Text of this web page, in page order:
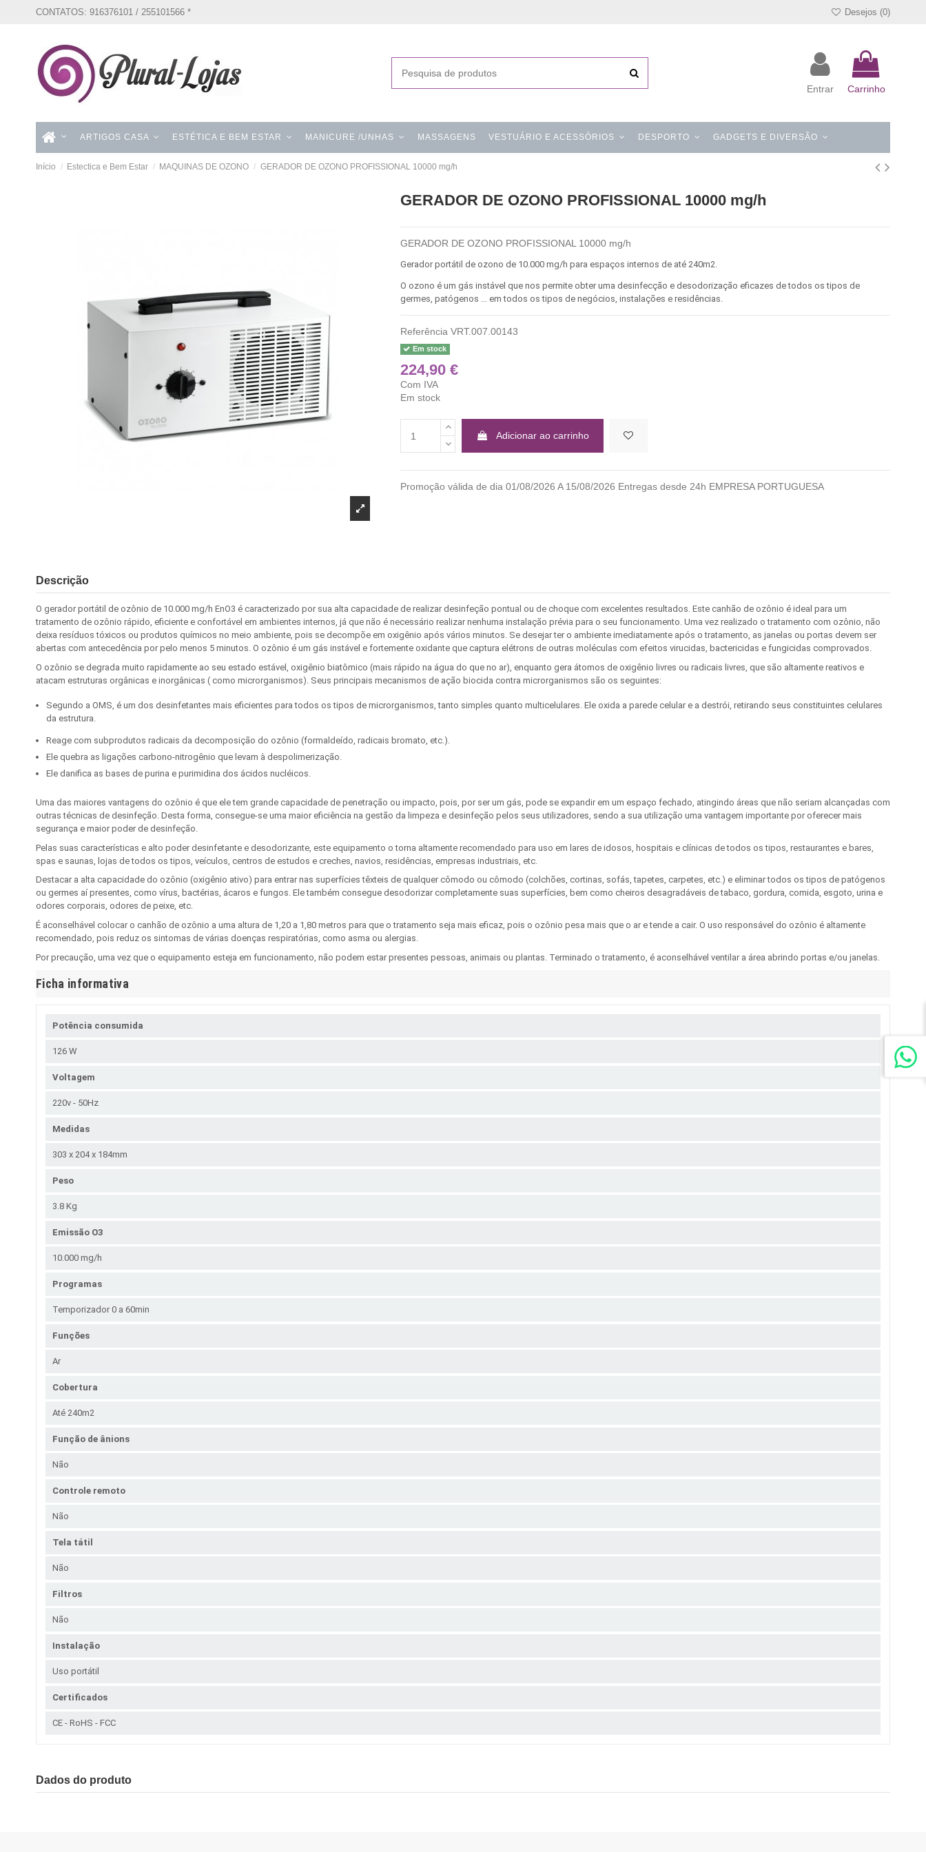
CONTATOS: 916376101 / 255101566 * Desejos (0)
Entrar Carrinho
ARTIGOS CASA ESTÉTICA E BEM ESTAR MANICURE /UNHAS MASSAGENS VESTUÁRIO E ACESSÓRIOS DESPORTO GADGETS E DIVERSÃO
Início Estectica e Bem Estar MAQUINAS DE OZONO GERADOR DE OZONO PROFISSIONAL 10000 mg/h
GERADOR DE OZONO PROFISSIONAL 10000 mg/h
GERADOR DE OZONO PROFISSIONAL 10000 mg/h
Gerador portátil de ozono de 10.000 mg/h para espaços internos de até 240m2.
O ozono é um gás instável que nos permite obter uma desinfecção e desodorização eficazes de todos os tipos de
germes, patógenos ... em todos os tipos de negócios, instalações e residências.
Referência VRT.007.00143
Em stock
224,90 €
Com IVA
Em stock
Adicionar ao carrinho
Promoção válida de dia 01/08/2026 A 15/08/2026 Entregas desde 24h EMPRESA PORTUGUESA
Descrição
O gerador portátil de ozônio de 10.000 mg/h EnO3 é caracterizado por sua alta capacidade de realizar desinfeção pontual ou de choque com excelentes resultados. Este canhão de ozônio é ideal para um
tratamento de ozônio rápido, eficiente e confortável em ambientes internos, já que não é necessário realizar nenhuma instalação prévia para o seu funcionamento. Uma vez realizado o tratamento com ozônio, não
deixa resíduos tóxicos ou produtos químicos no meio ambiente, pois se decompõe em oxigênio após vários minutos. Se desejar ter o ambiente imediatamente após o tratamento, as janelas ou portas devem ser
abertas com antecedência por pelo menos 5 minutos. O ozônio é um gás instável e fortemente oxidante que captura elétrons de outras moléculas com efeitos virucidas, bactericidas e fungicidas comprovados.
O ozônio se degrada muito rapidamente ao seu estado estável, oxigênio biatômico (mais rápido na água do que no ar), enquanto gera átomos de oxigênio livres ou radicais livres, que são altamente reativos e
atacam estruturas orgânicas e inorgânicas ( como microrganismos). Seus principais mecanismos de ação biocida contra microrganismos são os seguintes:
Segundo a OMS, é um dos desinfetantes mais eficientes para todos os tipos de microrganismos, tanto simples quanto multicelulares. Ele oxida a parede celular e a destrói, retirando seus constituintes celulares
da estrutura.
Reage com subprodutos radicais da decomposição do ozônio (formaldeído, radicais bromato, etc.).
Ele quebra as ligações carbono-nitrogênio que levam à despolimerização.
Ele danifica as bases de purina e purimidina dos ácidos nucléicos.
Uma das maiores vantagens do ozônio é que ele tem grande capacidade de penetração ou impacto, pois, por ser um gás, pode se expandir em um espaço fechado, atingindo áreas que não seriam alcançadas com
outras técnicas de desinfeção. Desta forma, consegue-se uma maior eficiência na gestão da limpeza e desinfeção pelos seus utilizadores, sendo a sua utilização uma vantagem importante por oferecer mais
segurança e maior poder de desinfeção.
Pelas suas características e alto poder desinfetante e desodorizante, este equipamento o torna altamente recomendado para uso em lares de idosos, hospitais e clínicas de todos os tipos, restaurantes e bares,
spas e saunas, lojas de todos os tipos, veículos, centros de estudos e creches, navios, residências, empresas industriais, etc.
Destacar a alta capacidade do ozônio (oxigênio ativo) para entrar nas superfícies têxteis de qualquer cômodo ou cômodo (colchões, cortinas, sofás, tapetes, carpetes, etc.) e eliminar todos os tipos de patógenos
ou germes aí presentes, como vírus, bactérias, ácaros e fungos. Ele também consegue desodorizar completamente suas superfícies, bem como cheiros desagradáveis ​​de tabaco, gordura, comida, esgoto, urina e
odores corporais, odores de peixe, etc.
É aconselhável colocar o canhão de ozônio a uma altura de 1,20 a 1,80 metros para que o tratamento seja mais eficaz, pois o ozônio pesa mais que o ar e tende a cair. O uso responsável do ozônio é altamente
recomendado, pois reduz os sintomas de várias doenças respiratórias, como asma ou alergias.
Por precaução, uma vez que o equipamento esteja em funcionamento, não podem estar presentes pessoas, animais ou plantas. Terminado o tratamento, é aconselhável ventilar a área abrindo portas e/ou janelas.
Ficha informativa
Potência consumida
126 W
Voltagem
220v - 50Hz
Medidas
303 x 204 x 184mm
Peso
3.8 Kg
Emissão O3
10.000 mg/h
Programas
Temporizador 0 a 60min
Funções
Ar
Cobertura
Até 240m2
Função de ânions
Não
Controle remoto
Não
Tela tátil
Não
Filtros
Não
Instalação
Uso portátil
Certificados
CE - RoHS - FCC
Dados do produto